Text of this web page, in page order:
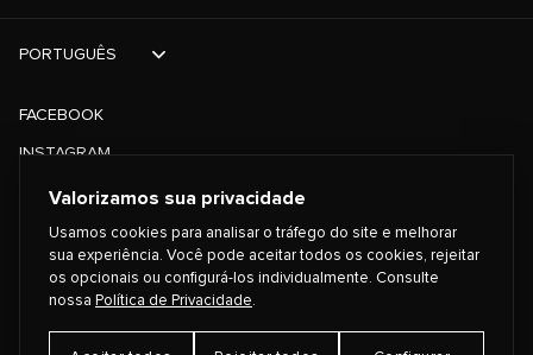
©2026 PLAYING FOR CHANGE
FACEBOOK
INSTAGRAM
TIKTOK
TWITTER
PORTUGUÊS
Valorizamos sua privacidade
Usamos cookies para analisar o tráfego do site e melhorar
sua experiência. Você pode aceitar todos os cookies, rejeitar
os opcionais ou configurá-los individualmente. Consulte
nossa Política de Privacidade.